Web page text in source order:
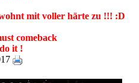
mit voller härte zu !!! :D
comeback
it !